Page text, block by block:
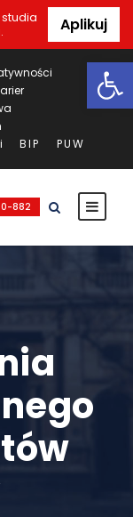
Aplikuj
BIP PUW
882